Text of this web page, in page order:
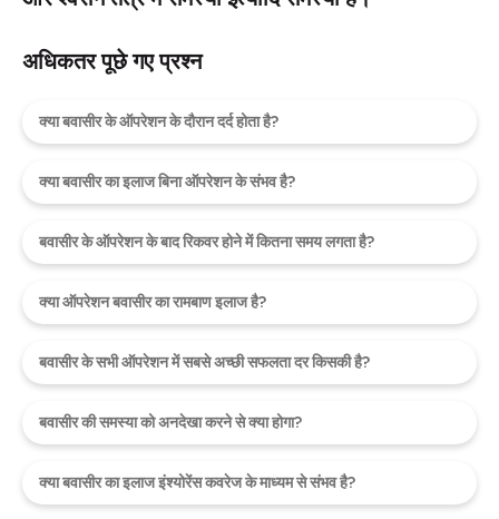
अधिकतर पूछे गए प्रश्न
क्या बवासीर के ऑपरेशन के दौरान दर्द होता है?
क्या बवासीर का इलाज बिना ऑपरेशन के संभव है?
बवासीर के ऑपरेशन के बाद रिकवर होने में कितना समय लगता है?
क्या ऑपरेशन बवासीर का रामबाण इलाज है?
बवासीर के सभी ऑपरेशन में सबसे अच्छी सफलता दर किसकी है?
बवासीर की समस्या को अनदेखा करने से क्या होगा?
क्या बवासीर का इलाज इंश्योरेंस कवरेज के माध्यम से संभव है?